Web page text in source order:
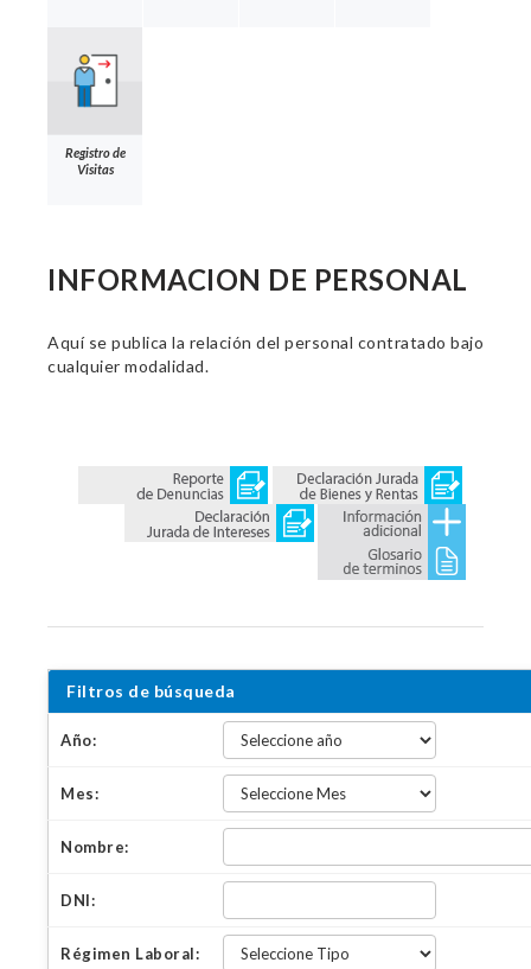
Registro de
Visitas
INFORMACION DE PERSONAL
Aquí se publica la relación del personal contratado bajo
cualquier modalidad.
Filtros de búsqueda
Año:
Mes:
Nombre:
DNI:
Régimen Laboral: